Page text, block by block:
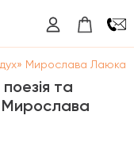
Мирослава Лаюка
поезія та
Мирослава